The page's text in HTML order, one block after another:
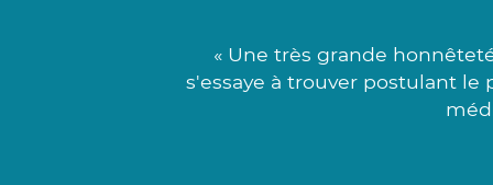
« Une très grande
s'essaye à trouver postulant le